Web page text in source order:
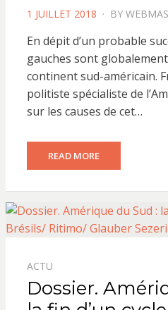
POSTED
1 JUILLET 2018 BY
En dépit d’un probable
gauches sont
continent sud-américain.
politiste spécialiste de
sur les causes de cet…
READ MORE
ACTU
Dossier.